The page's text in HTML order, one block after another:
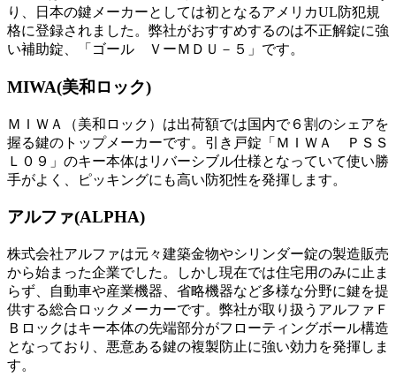
り、日本の鍵メーカーとしては初となるアメリカUL防犯規
格に登録されました。弊社がおすすめするのは不正解錠に強
い補助錠、「ゴール ＶーＭＤＵ－５」です。
MIWA(美和ロック)
ＭＩＷＡ（美和ロック）は出荷額では国内で６割のシェアを
握る鍵のトップメーカーです。引き戸錠「ＭＩＷＡ ＰＳＳ
Ｌ０９」のキー本体はリバーシブル仕様となっていて使い勝
手がよく、ピッキングにも高い防犯性を発揮します。
アルファ(ALPHA)
株式会社アルファは元々建築金物やシリンダー錠の製造販売
から始まった企業でした。しかし現在では住宅用のみに止ま
らず、自動車や産業機器、省略機器など多様な分野に鍵を提
供する総合ロックメーカーです。弊社が取り扱うアルファＦ
Ｂロックはキー本体の先端部分がフローティングボール構造
となっており、悪意ある鍵の複製防止に強い効力を発揮しま
す。